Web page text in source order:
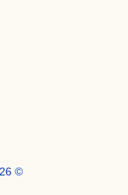
© 2026 עוצב על ידי שגית נווה